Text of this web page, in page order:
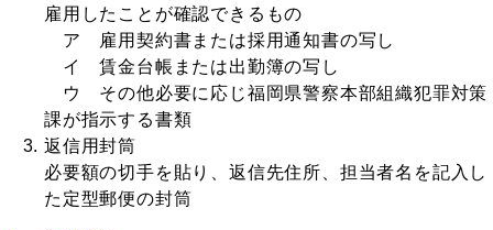
雇用したことが確認できるもの
ア 雇用契約書または採用通知書の写し
イ 賃金台帳または出勤簿の写し
ウ その他必要に応じ福岡県警察本部組織犯罪対策
課が指示する書類
返信用封筒
必要額の切手を貼り、返信先住所、担当者名を記入し
た定型郵便の封筒